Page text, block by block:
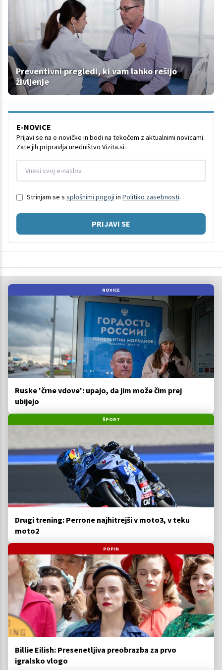
Preventivni pregledi, ki vam lahko rešijo
življenje
E-NOVICE
Prijavi se na e-novičke in bodi na tekočem z aktualnimi novicami.
Zate jih pripravlja uredništvo Vizita.si.
Strinjam se s splošnimi pogoji in Politiko zasebnosti.
PRIJAVI SE
NOVICE
Ruske 'črne vdove': upajo, da jim može čim prej
ubijejo
ŠPORT
Drugi trening: Perrone najhitrejši v moto3, v teku
moto2
POPIN
Billie Eilish: Presenetljiva preobrazba za prvo
igralsko vlogo